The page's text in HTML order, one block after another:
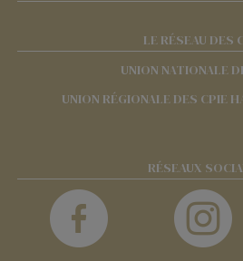
LE RÉSEAU DES
UNION NATIONALE
UNION RÉGIONALE DES CPIE
RÉSEAUX